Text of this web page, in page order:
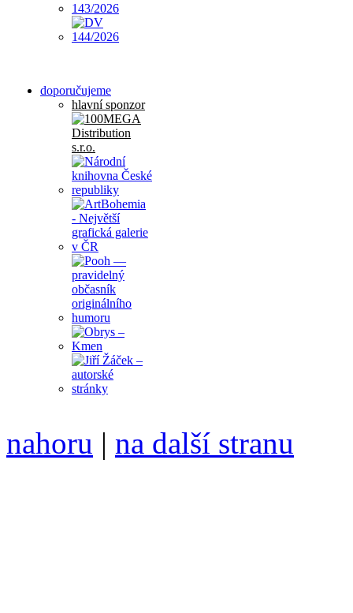
doporučujeme
hlavní sponzor
nahoru | na další stranu